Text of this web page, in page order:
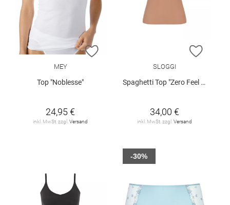
ZUR WUNSCHLISTE HINZUFÜGEN
MEY
Top "Noblesse"
24,95 €
inkl. MwSt. zzgl. Versand
ZUR
SLOGGI
Spaghetti Top "Zero Feel 2.0"
34,00 €
inkl. MwSt. zzgl. Versand
-30%